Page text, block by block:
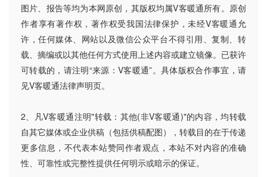
图片、报告等均为本网原创，其版权均属V客暖通所有。原创
作者享有著作权，著作权受我国法律保护，未经V客暖通允
许，任何媒体、网站以及微信公众平台不得引用、复制、转
载、摘编或以其他任何方式使用上述内容或建立镜像。已获许
可转载的，请注明“来源：V客暖通”。具体版权合作事宜，请
见V客暖通法律声明页。
2、凡V客暖通注明"转载：其他(非V客暖通)"的内容，均转载
自其它媒体或企业供稿（包括供稿配图），转载目的在于传递
更多信息，不代表本站赞同作者观点，本站不对内容的准确
性、可靠性或完整性提供任何明示或暗示的保证。